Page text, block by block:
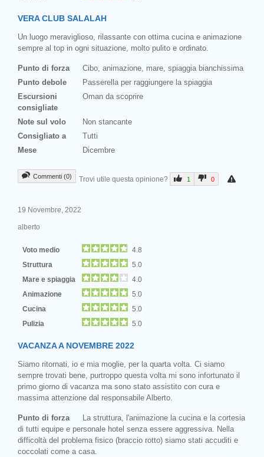
VERA CLUB SALALAH
Un luogo meraviglioso, rilassante con ottima cucina e animazione
sempre al top in ogni situazione, molto pulito e ordinato.
Punto di forza
Cibo, animazione, mare, spiaggia bianchissima
Punto debole
Passerella per raggiungere la spiaggia
Escursioni
consigliate
Oman da scoprire
Note sul volo
Non stancante
Consigliato a
Tutti
Mese
Dicembre
Commenti (0) Trovi utile questa opinione? 1 0
19 Novembre, 2022
alberto
Voto medio
4.8
Struttura
5.0
Mare e spiaggia
4.0
Animazione
5.0
Cucina
5.0
Pulizia
5.0
VACANZA A NOVEMBRE 2022
Siamo ritornati, io e mia moglie, per la quarta volta. Ci siamo
sempre trovati bene, purtroppo questa volta mi sono infortunato il
primo giorno di vacanza ma sono stato assistito con cura e
massima attenzione dal responsabile Alberto.
Punto di forza
La struttura, l'animazione la cucina e la cortesia
di tutti equipe e personale hotel senza essere aggressiva. Nella
difficoltà del problema fisico (braccio rotto) siamo stati accuditi e
coccolati come a casa.